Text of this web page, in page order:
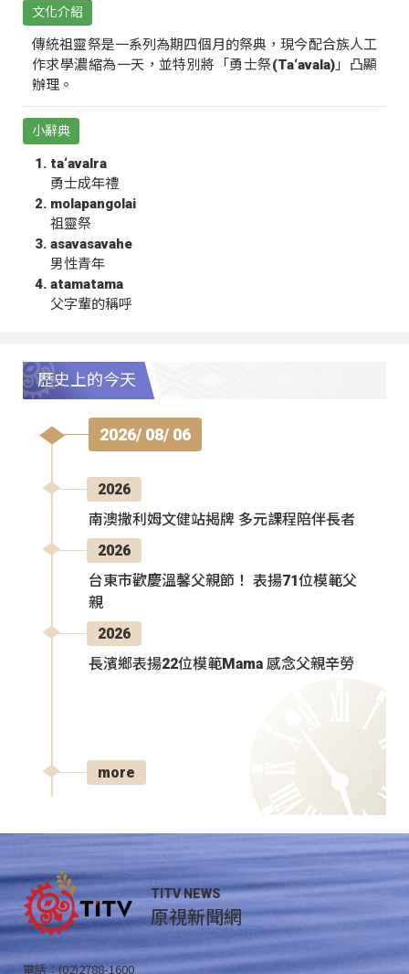
文化介紹
傳統祖靈祭是一系列為期四個月的祭典，現今配合族人工
作求學濃縮為一天，並特別將「勇士祭(Ta‘avala)」凸顯
辦理。
小辭典
ta‘avalra
勇士成年禮
molapangolai
祖靈祭
asavasavahe
男性青年
atamatama
父字輩的稱呼
歷史上的今天
2026/ 08/ 06
2026
南澳撒利姆文健站揭牌 多元課程陪伴長者
2026
台東市歡慶溫馨父親節！ 表揚71位模範父
親
2026
長濱鄉表揚22位模範Mama 感念父親辛勞
more
TITV NEWS
原視新聞網
電話：(02)2788-1600